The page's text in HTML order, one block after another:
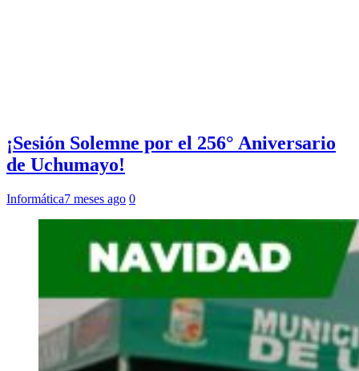
¡Sesión Solemne por el 256° Aniversario
de Uchumayo!
Informática7 meses ago 0